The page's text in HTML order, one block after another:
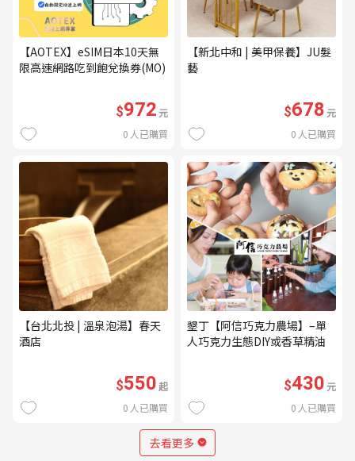
【AOTEX】eSIM日本10天無
限高速網路吃到飽兌換券(MO)
$972元
0 人已購買
【新北中和 | 美甲保養】JU髮
藝
$678元
0 人已購買
【台北北投 | 溫泉泡湯】春天
酒店
$550起
0 人已購買
墾丁【阿信巧克力農場】–單
人巧克力生態DIY或香草精油
$430元
0 人已購買
去看更多